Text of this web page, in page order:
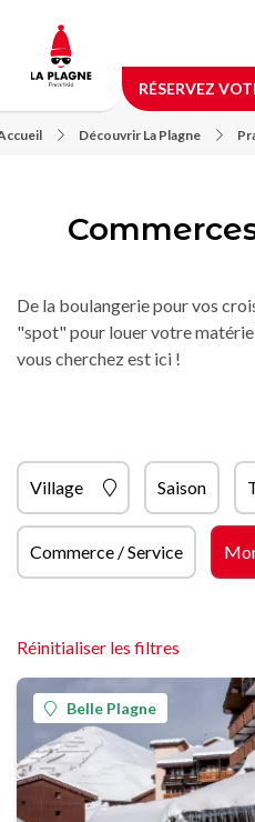
contenu
principal
RÉSERVEZ
Découvrir La Plagne
De la boulangerie pour vos
"spot" pour louer votre
vous cherchez est ici !
Village Saison
Commerce / Service
Réinitialiser les filtres
Belle Plagne